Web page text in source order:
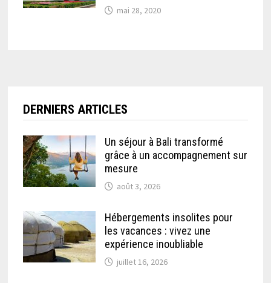
mai 28, 2020
DERNIERS ARTICLES
Un séjour à Bali transformé
grâce à un accompagnement sur
mesure
août 3, 2026
Hébergements insolites pour
les vacances : vivez une
expérience inoubliable
juillet 16, 2026